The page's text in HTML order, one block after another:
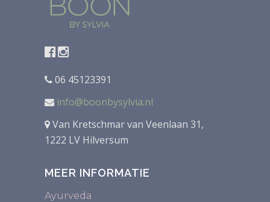
06 45123391
info@boonbysylvia.nl
Van Kretschmar van Veenlaan 31,
1222 LV Hilversum
MEER INFORMATIE
Ayurveda